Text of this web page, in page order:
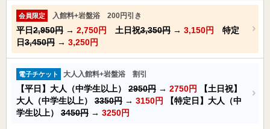
会員限定 入館料+岩盤浴 200円引き
平日2,950円 → 2,750円 土日祝3,350円 → 3,150円
特定
日3,450円 → 3,250円
電子チケット 大人入館料+岩盤浴 割引
【平日】大人（中学生以上） 2950円 → 2750円
【土日祝】
大人（中学生以上） 3350円 → 3150円
【特定日】大人（中
学生以上） 3450円 → 3250円